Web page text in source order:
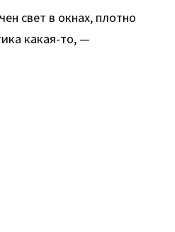
свет в окнах, плотно
какая-то, —